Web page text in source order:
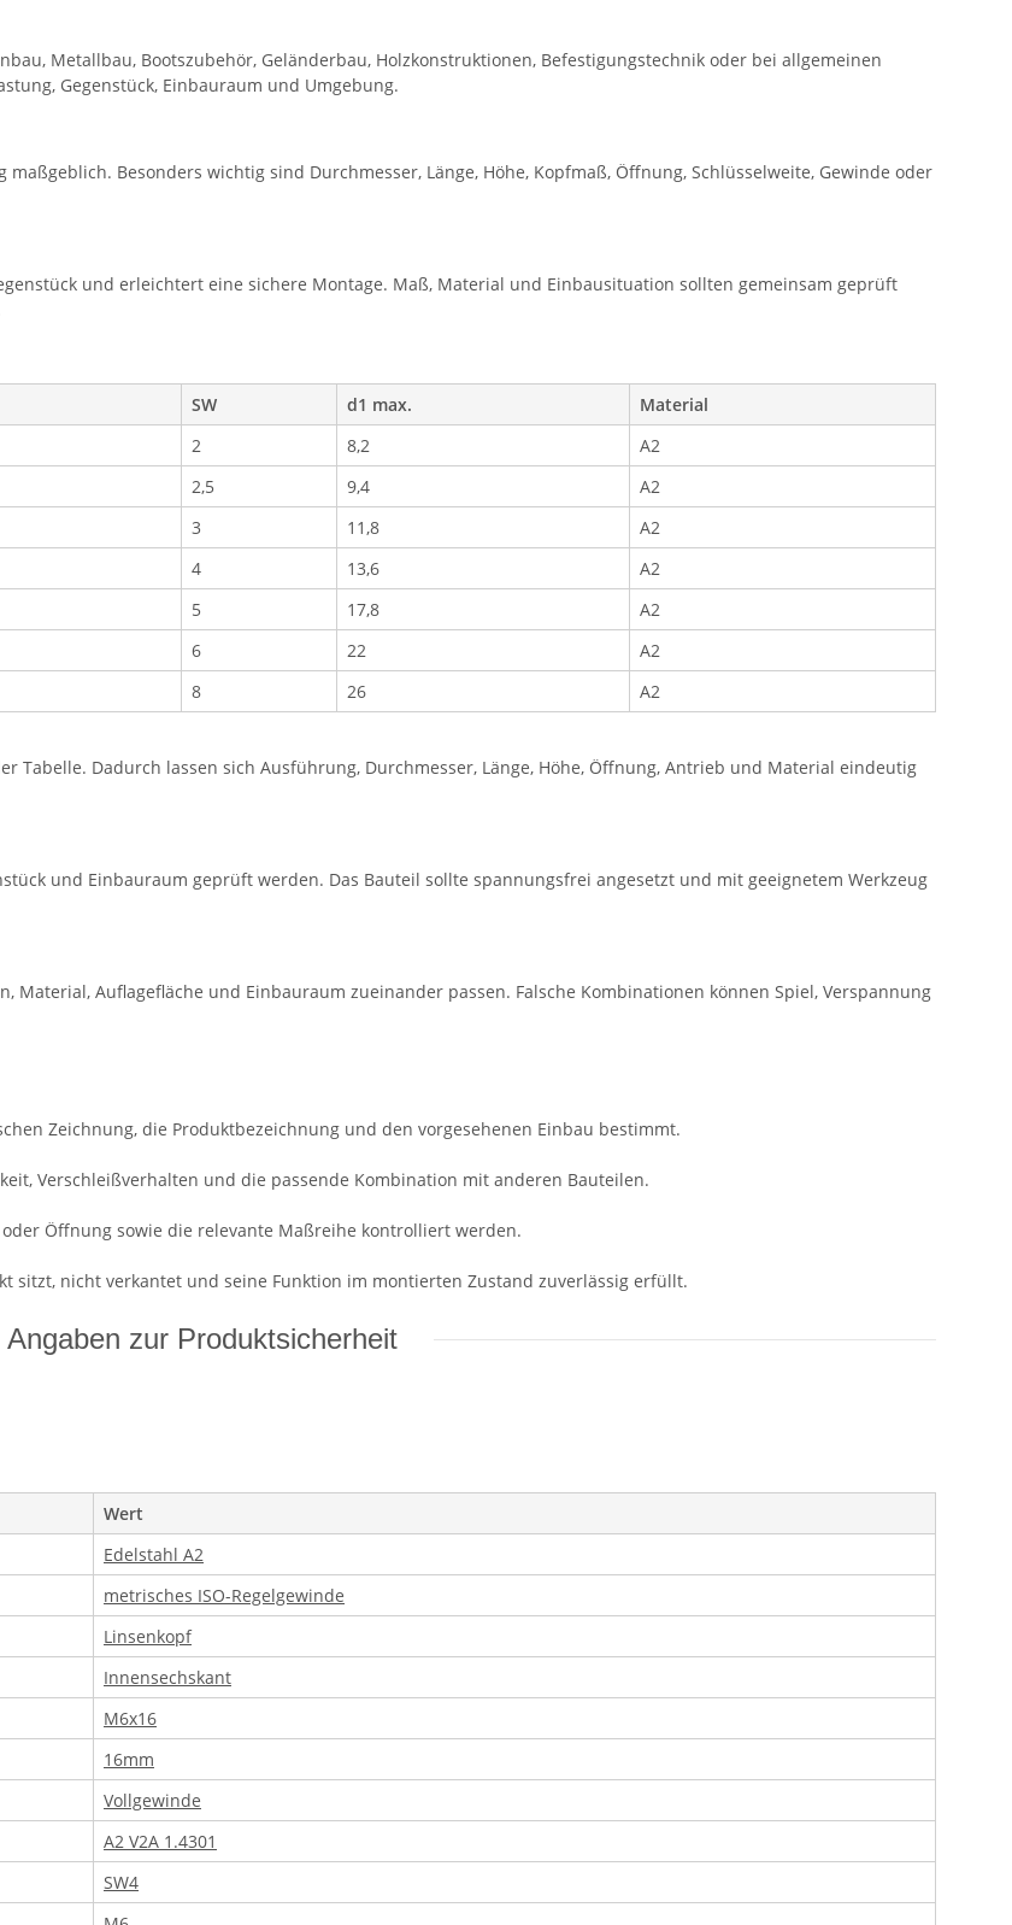
Metallbau, Bootszubehör, Geländerbau, Holzkonstruktionen, Befestigungstechnik oder bei allgemeinen
Gegenstück, Einbauraum und Umgebung.
Besonders wichtig sind Durchmesser, Länge, Höhe, Kopfmaß, Öffnung, Schlüsselweite, Gewinde oder
und erleichtert eine sichere Montage. Maß, Material und Einbausituation sollten gemeinsam geprüft
SW d1 max.
Material
2 8,2
A2
2,5 9,4
A2
3 11,8
A2
4 13,6
A2
5 17,8
A2
6 22
A2
8 26 A2
Tabelle. Dadurch lassen sich Ausführung, Durchmesser, Länge, Höhe, Öffnung, Antrieb und Material eindeutig
und Einbauraum geprüft werden. Das Bauteil sollte spannungsfrei angesetzt und mit geeignetem Werkzeug
Material, Auflagefläche und Einbauraum zueinander passen. Falsche Kombinationen können Spiel, Verspannung
Zeichnung, die Produktbezeichnung und den vorgesehenen Einbau bestimmt.
Verschleißverhalten und die passende Kombination mit anderen Bauteilen.
Öffnung sowie die relevante Maßreihe kontrolliert werden.
sitzt, nicht verkantet und seine Funktion im montierten Zustand zuverlässig erfüllt.
Angaben zur Produktsicherheit
Wert
Edelstahl A2
metrisches ISO-Regelgewinde
Linsenkopf
Innensechskant
M6x16
16mm
Vollgewinde
A2 V2A 1.4301
SW4